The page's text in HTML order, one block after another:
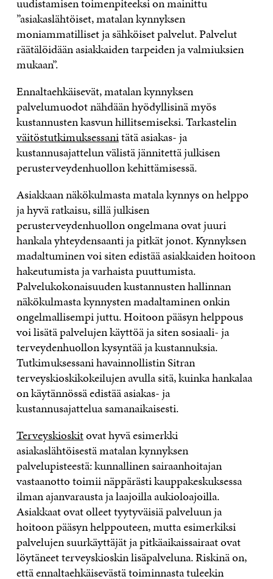
”asiakaslähtöiset, matalan kynnyksen
moniammatilliset ja sähköiset palvelut. Palvelut
räätälöidään asiakkaiden tarpeiden ja valmiuksien
mukaan”.
Ennaltaehkäisevät, matalan kynnyksen
palvelumuodot nähdään hyödyllisinä myös
kustannusten kasvun hillitsemiseksi. Tarkastelin
väitöstutkimuksessanitätä asiakas- ja
kustannusajattelun välistä jännitettä julkisen
perusterveydenhuollon kehittämisessä.
Asiakkaan näkökulmasta matala kynnys on helppo
ja hyvä ratkaisu, sillä julkisen
perusterveydenhuollon ongelmana ovat juuri
hankala yhteydensaanti ja pitkät jonot. Kynnyksen
madaltuminen voi siten edistää asiakkaiden hoitoon
hakeutumista ja varhaista puuttumista.
Palvelukokonaisuuden kustannusten hallinnan
näkökulmasta kynnysten madaltaminen onkin
ongelmallisempi juttu. Hoitoon pääsyn helppous
voi lisätä palvelujen käyttöä ja siten sosiaali- ja
terveydenhuollon kysyntää ja kustannuksia.
Tutkimuksessani havainnollistin Sitran
terveyskioskikokeilujen avulla sitä, kuinka hankalaa
on käytännössä edistää asiakas- ja
kustannusajattelua samanaikaisesti.
Terveyskioskitovat hyvä esimerkki
asiakaslähtöisestä matalan kynnyksen
palvelupisteestä: kunnallinen sairaanhoitajan
vastaanotto toimii näppärästi kauppakeskuksessa
ilman ajanvarausta ja laajoilla aukioloajoilla.
Asiakkaat ovat olleet tyytyväisiä palveluun ja
hoitoon pääsyn helppouteen, mutta esimerkiksi
palvelujen suurkäyttäjät ja pitkäaikaissairaat ovat
löytäneet terveyskioskin lisäpalveluna. Riskinä on,
että ennaltaehkäisevästä toiminnasta tuleekin